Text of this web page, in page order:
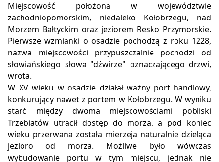
Miejscowość położona w województwie
zachodniopomorskim, niedaleko Kołobrzegu, nad
Morzem Bałtyckim oraz jeziorem Resko Przymorskie.
Pierwsze wzmianki o osadzie pochodzą z roku 1228,
nazwa miejscowości przypuszczalnie pochodzi od
słowiańskiego słowa "dźwirze" oznaczającego drzwi,
wrota.
W XV wieku w osadzie działał ważny port handlowy,
konkurujący nawet z portem w Kołobrzegu. W wyniku
starć między dwoma miejscowościami pobliski
Trzebiatów utracił dostęp do morza, a pod koniec
wieku przerwana została mierzeja naturalnie dzieląca
jezioro od morza. Możliwe było wówczas
wybudowanie portu w tym miejscu, jednak nie